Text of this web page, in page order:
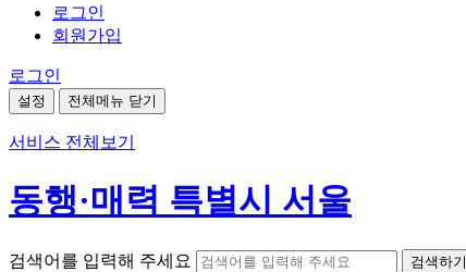
로그인
회원가입
로그인
설정 전체메뉴 닫기
서비스 전체보기
동행·매력 특별시 서울
검색어를 입력해 주세요 검색하기